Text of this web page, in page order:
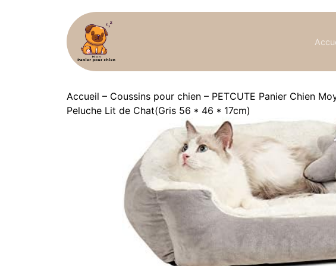
Accueil – Coussins pour chien – PETCUTE Panier Chien
Peluche Lit de Chat(Gris 56 * 46 * 17cm)